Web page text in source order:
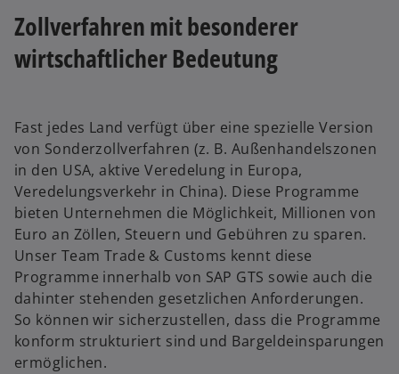
Zollverfahren mit besonderer
wirtschaftlicher Bedeutung
Fast jedes Land verfügt über eine spezielle Version
von Sonderzollverfahren (z. B. Außenhandelszonen
in den USA, aktive Veredelung in Europa,
Veredelungsverkehr in China). Diese Programme
bieten Unternehmen die Möglichkeit, Millionen von
Euro an Zöllen, Steuern und Gebühren zu sparen.
Unser Team Trade & Customs kennt diese
Programme innerhalb von SAP GTS sowie auch die
dahinter stehenden gesetzlichen Anforderungen.
So können wir sicherzustellen, dass die Programme
konform strukturiert sind und Bargeldeinsparungen
ermöglichen.